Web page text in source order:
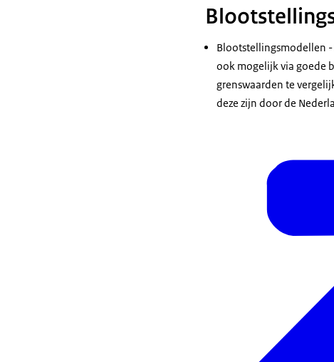
Blootstellingsmodellen -
ook mogelijk via goede
grenswaarden te
deze zijn door de